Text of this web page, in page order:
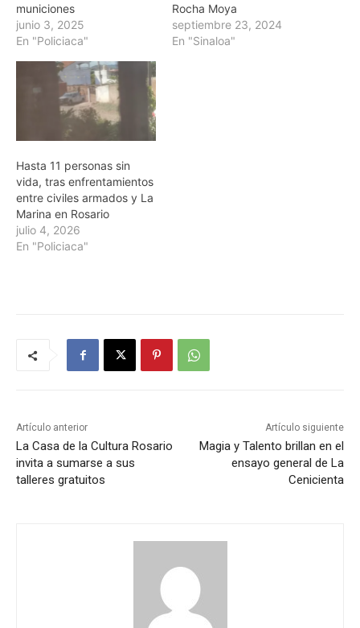
municiones
junio 3, 2025
En "Policiaca"
Rocha Moya
septiembre 23, 2024
En "Sinaloa"
Hasta 11 personas sin
vida, tras enfrentamientos
entre civiles armados y La
Marina en Rosario
julio 4, 2026
En "Policiaca"
Artículo anterior
La Casa de la Cultura Rosario
invita a sumarse a sus
talleres gratuitos
Artículo siguiente
Magia y Talento brillan en el
ensayo general de La
Cenicienta